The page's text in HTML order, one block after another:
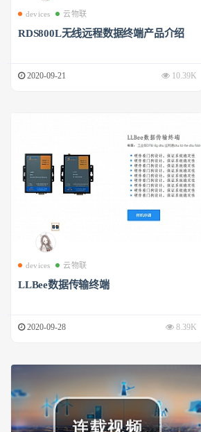
devices 云物联
RDS800L无线远程数据终端产品介绍
2020-09-21 10.39K
devices 云物联
LLBee数据传输终端
2020-09-28 8.39K